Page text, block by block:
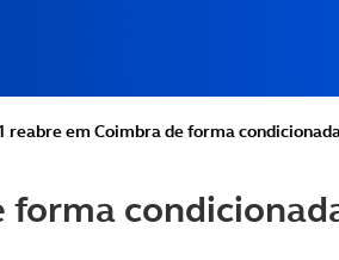
reabre em Coimbra de forma
forma